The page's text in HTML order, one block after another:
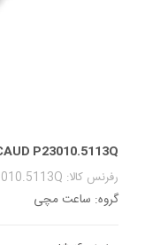
P23010.5113Q
رفرنس کالا: P23010.5113Q
گروه: ساعت مچی